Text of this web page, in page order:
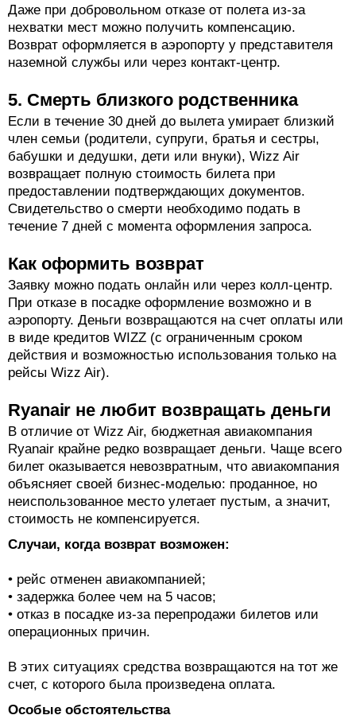
Даже при добровольном отказе от полета из-за
нехватки мест можно получить компенсацию.
Возврат оформляется в аэропорту у представителя
наземной службы или через контакт-центр.
5. Смерть близкого родственника
Если в течение 30 дней до вылета умирает близкий
член семьи (родители, супруги, братья и сестры,
бабушки и дедушки, дети или внуки), Wizz Air
возвращает полную стоимость билета при
предоставлении подтверждающих документов.
Свидетельство о смерти необходимо подать в
течение 7 дней с момента оформления запроса.
Как оформить возврат
Заявку можно подать онлайн или через колл-центр.
При отказе в посадке оформление возможно и в
аэропорту. Деньги возвращаются на счет оплаты или
в виде кредитов WIZZ (с ограниченным сроком
действия и возможностью использования только на
рейсы Wizz Air).
Ryanair не любит возвращать деньги
В отличие от Wizz Air, бюджетная авиакомпания
Ryanair крайне редко возвращает деньги. Чаще всего
билет оказывается невозвратным, что авиакомпания
объясняет своей бизнес-моделью: проданное, но
неиспользованное место улетает пустым, а значит,
стоимость не компенсируется.
Случаи, когда возврат возможен:
• рейс отменен авиакомпанией;
• задержка более чем на 5 часов;
• отказ в посадке из-за перепродажи билетов или
операционных причин.
В этих ситуациях средства возвращаются на тот же
счет, с которого была произведена оплата.
Особые обстоятельства